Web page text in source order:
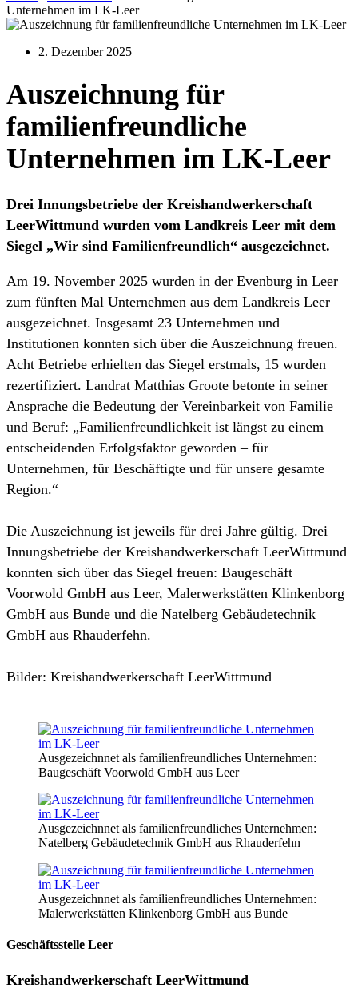
Unternehmen im LK-Leer
2. Dezember 2025
Auszeichnung für
familienfreundliche
Unternehmen im LK-Leer
Drei Innungsbetriebe der Kreishandwerkerschaft
LeerWittmund wurden vom Landkreis Leer mit dem
Siegel „Wir sind Familienfreundlich“ ausgezeichnet.
Am 19. November 2025 wurden in der Evenburg in Leer
zum fünften Mal Unternehmen aus dem Landkreis Leer
ausgezeichnet. Insgesamt 23 Unternehmen und
Institutionen konnten sich über die Auszeichnung freuen.
Acht Betriebe erhielten das Siegel erstmals, 15 wurden
rezertifiziert. Landrat Matthias Groote betonte in seiner
Ansprache die Bedeutung der Vereinbarkeit von Familie
und Beruf: „Familienfreundlichkeit ist längst zu einem
entscheidenden Erfolgsfaktor geworden – für
Unternehmen, für Beschäftigte und für unsere gesamte
Region.“
Die Auszeichnung ist jeweils für drei Jahre gültig. Drei
Innungsbetriebe der Kreishandwerkerschaft LeerWittmund
konnten sich über das Siegel freuen: Baugeschäft
Voorwold GmbH aus Leer, Malerwerkstätten Klinkenborg
GmbH aus Bunde und die Natelberg Gebäudetechnik
GmbH aus Rhauderfehn.
Bilder: Kreishandwerkerschaft LeerWittmund
Ausgezeichnnet als familienfreundliches Unternehmen:
Baugeschäft Voorwold GmbH aus Leer
Ausgezeichnnet als familienfreundliches Unternehmen:
Natelberg Gebäudetechnik GmbH aus Rhauderfehn
Ausgezeichnnet als familienfreundliches Unternehmen:
Malerwerkstätten Klinkenborg GmbH aus Bunde
Geschäftsstelle Leer
Kreishandwerkerschaft LeerWittmund